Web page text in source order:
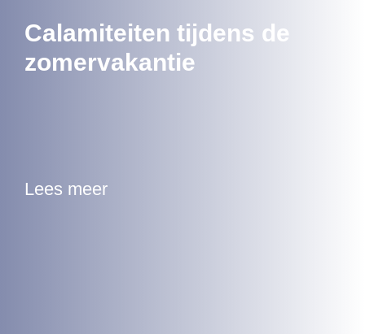
Calamiteiten tijdens de
zomervakantie
Lees meer